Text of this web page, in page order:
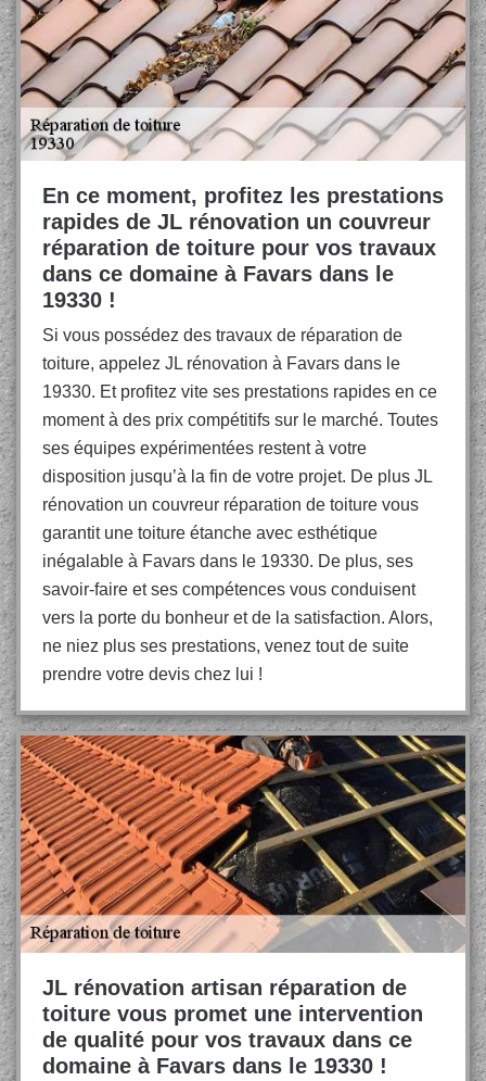
En ce moment, profitez les prestations
rapides de JL rénovation un couvreur
réparation de toiture pour vos travaux
dans ce domaine à Favars dans le
19330 !
Si vous possédez des travaux de réparation de
toiture, appelez JL rénovation à Favars dans le
19330. Et profitez vite ses prestations rapides en ce
moment à des prix compétitifs sur le marché. Toutes
ses équipes expérimentées restent à votre
disposition jusqu’à la fin de votre projet. De plus JL
rénovation un couvreur réparation de toiture vous
garantit une toiture étanche avec esthétique
inégalable à Favars dans le 19330. De plus, ses
savoir-faire et ses compétences vous conduisent
vers la porte du bonheur et de la satisfaction. Alors,
ne niez plus ses prestations, venez tout de suite
prendre votre devis chez lui !
JL rénovation artisan réparation de
toiture vous promet une intervention
de qualité pour vos travaux dans ce
domaine à Favars dans le 19330 !